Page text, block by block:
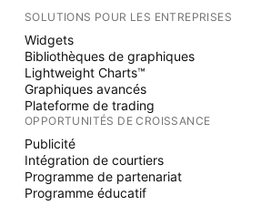
SOLUTIONS POUR LES ENTREPRISES
Widgets
Bibliothèques de graphiques
Lightweight Charts™
Graphiques avancés
Plateforme de trading
OPPORTUNITÉS DE CROISSANCE
Publicité
Intégration de courtiers
Programme de partenariat
Programme éducatif